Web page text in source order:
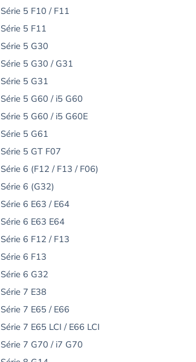
Série 5 F10 / F11
Série 5 F11
Série 5 G30
Série 5 G30 / G31
Série 5 G31
Série 5 G60 / i5 G60
Série 5 G60 / i5 G60E
Série 5 G61
Série 5 GT F07
Série 6 (F12 / F13 / F06)
Série 6 (G32)
Série 6 E63 / E64
Série 6 E63 E64
Série 6 F12 / F13
Série 6 F13
Série 6 G32
Série 7 E38
Série 7 E65 / E66
Série 7 E65 LCI / E66 LCI
Série 7 G70 / i7 G70